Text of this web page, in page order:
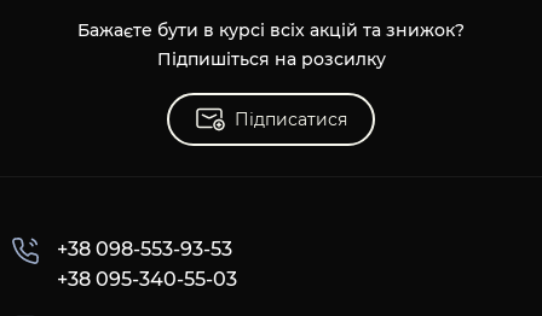
Бажаєте бути в курсі всіх акцій та знижок?
Підпишіться на розсилку
Підписатися
+38 098-553-93-53
+38 095-340-55-03